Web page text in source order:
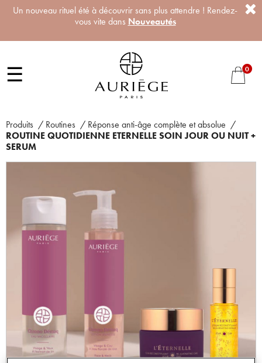
Un nouveau rituel été à découvrir sans plus attendre ! Rendez-
vous vite dans Nouveautés
☰ 0
Produits / Routines / Réponse anti-âge complète et absolue /
ROUTINE QUOTIDIENNE ETERNELLE SOIN JOUR OU NUIT +
SERUM